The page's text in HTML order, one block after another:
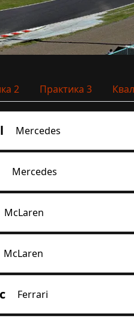
2 Практика 3
Mercedes
Mercedes
McLaren
McLaren
Ferrari